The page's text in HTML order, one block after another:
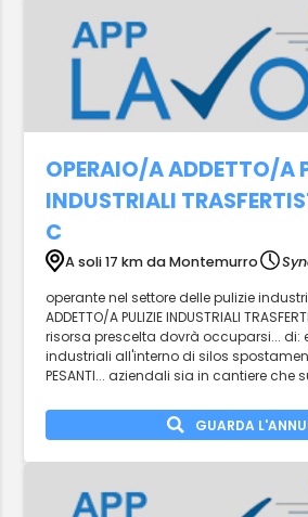
OPERAIO/A ADDETTO/A
INDUSTRIALI
C
A soli 17 km da Montemurro
operante nel settore delle pulizie
ADDETTO/A PULIZIE INDUSTRIALI
risorsa prescelta dovrà occuparsi... di:
industriali all'interno di silos
PESANTI... aziendali sia in cantiere che
GUARDA